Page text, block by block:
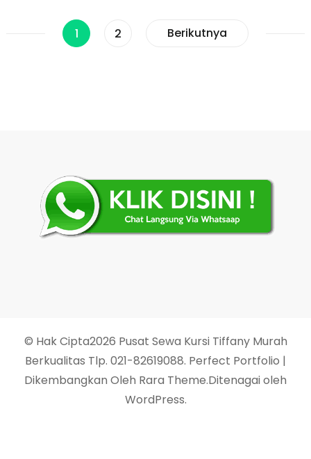
Paginasi
Halaman
1 Halaman
2 Berikutnya
© Hak Cipta2026 Pusat Sewa Kursi Tiffany Murah
Berkualitas Tlp. 021-82619088. Perfect Portfolio |
Dikembangkan Oleh Rara Theme.Ditenagai oleh
WordPress.